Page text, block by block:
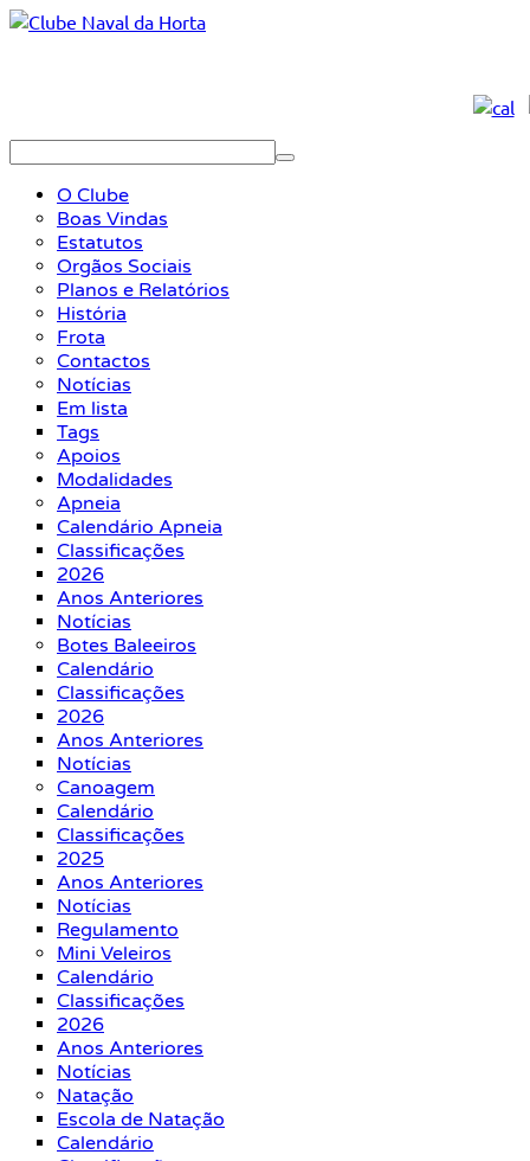
O Clube
Boas Vindas
Estatutos
Orgãos Sociais
Planos e Relatórios
História
Frota
Contactos
Notícias
Em lista
Tags
Apoios
Modalidades
Apneia
Calendário Apneia
Classificações
2026
Anos Anteriores
Notícias
Botes Baleeiros
Calendário
Classificações
2026
Anos Anteriores
Notícias
Canoagem
Calendário
Classificações
2025
Anos Anteriores
Notícias
Regulamento
Mini Veleiros
Calendário
Classificações
2026
Anos Anteriores
Notícias
Natação
Escola de Natação
Calendário